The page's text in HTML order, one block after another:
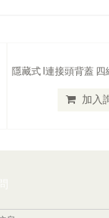
隱藏式 I連接頭背蓋
加入